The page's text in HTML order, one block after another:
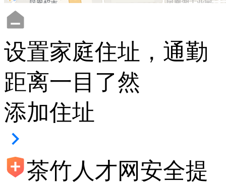
设置家庭住址，通勤
距离一目了然
添加住址
茶竹人才网安全提